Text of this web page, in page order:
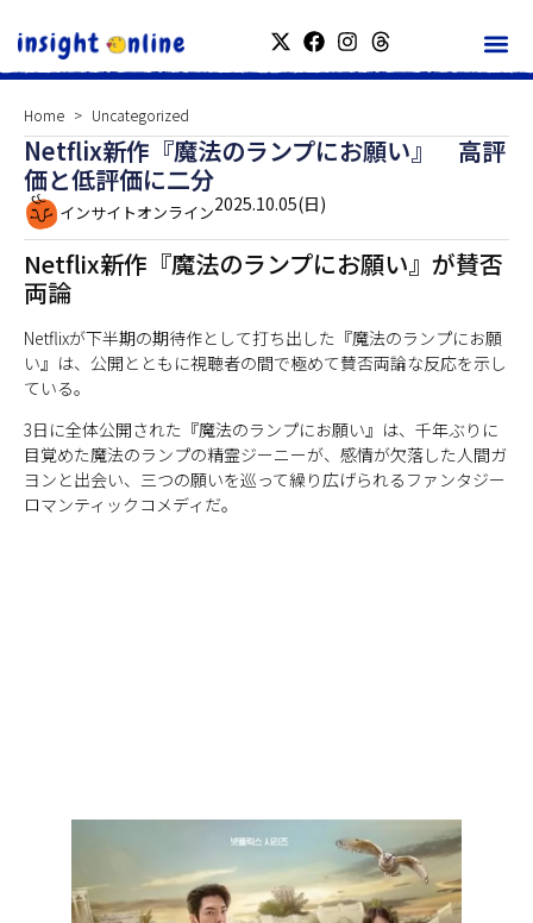
Home Uncategorized
Netflix新作『魔法のランプにお願い』 高評
価と低評価に二分
インサイトオンライン2025.10.05(日)
Netflix新作『魔法のランプにお願い』が賛否
両論
Netflixが下半期の期待作として打ち出した『魔法のランプにお願
い』は、公開とともに視聴者の間で極めて賛否両論な反応を示し
ている。
3日に全体公開された『魔法のランプにお願い』は、千年ぶりに
目覚めた魔法のランプの精霊ジーニーが、感情が欠落した人間ガ
ヨンと出会い、三つの願いを巡って繰り広げられるファンタジー
ロマンティックコメディだ。